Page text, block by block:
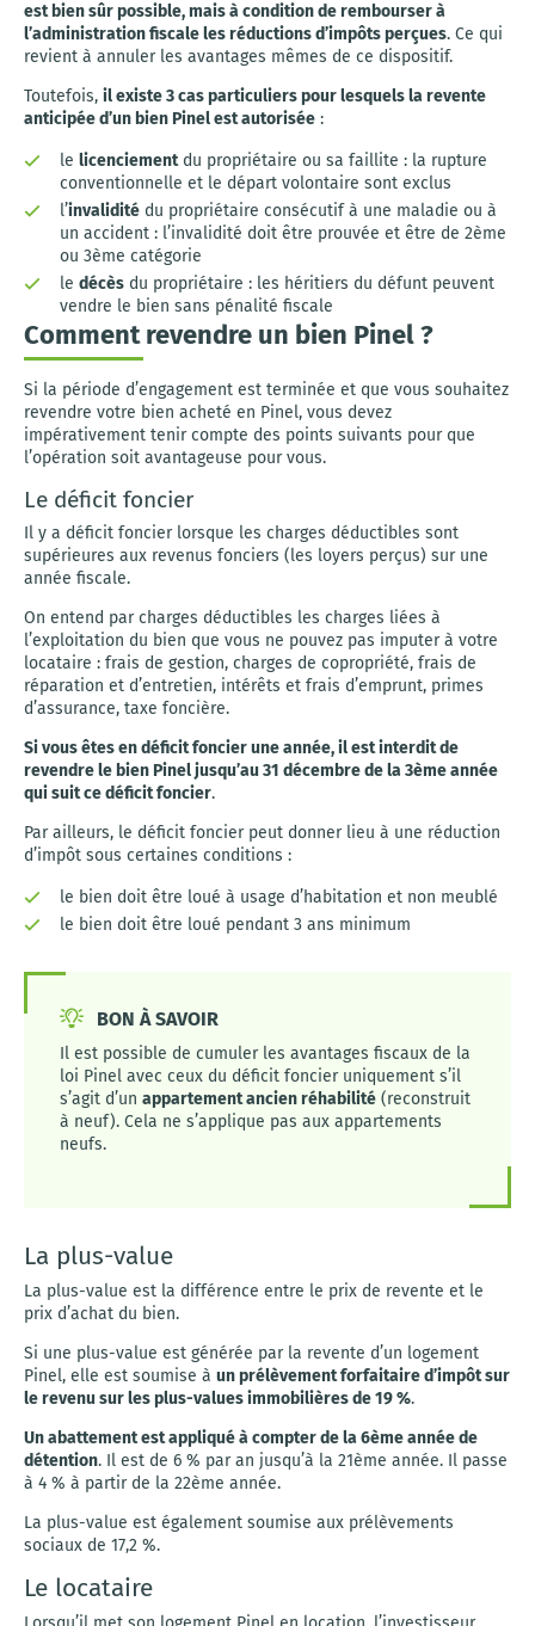
est bien sûr possible, mais à condition de rembourser à
l’administration fiscale les réductions d’impôts perçues. Ce qui
revient à annuler les avantages mêmes de ce dispositif.
Toutefois, il existe 3 cas particuliers pour lesquels la revente
anticipée d’un bien Pinel est autorisée :
le licenciementdu propriétaire ou sa faillite : la rupture
conventionnelle et le départ volontaire sont exclus
l’invalidité du propriétaire consécutif à une maladie ou à
un accident : l’invalidité doit être prouvée et être de 2ème
ou 3ème catégorie
le décès du propriétaire : les héritiers du défunt peuvent
vendre le bien sans pénalité fiscale
Comment revendre un bien Pinel ?
Si la période d’engagement est terminée et que vous souhaitez
revendre votre bien acheté en Pinel, vous devez
impérativement tenir compte des points suivants pour que
l’opération soit avantageuse pour vous.
Le déficit foncier
Il y a déficit foncier lorsque les charges déductibles sont
supérieures aux revenus fonciers (les loyers perçus) sur une
année fiscale.
On entend par charges déductibles les charges liées à
l’exploitation du bien que vous ne pouvez pas imputer à votre
locataire : frais de gestion, charges de copropriété, frais de
réparation et d’entretien, intérêts et frais d’emprunt, primes
d’assurance, taxe foncière.
Si vous êtes en déficit foncier une année, il est interdit de
revendre le bien Pinel jusqu’au 31 décembre de la 3ème année
qui suit ce déficit foncier.
Par ailleurs, le déficit foncier peut donner lieu à une réduction
d’impôt sous certaines conditions :
le bien doit être loué à usage d’habitation et non meublé
le bien doit être loué pendant 3 ans minimum
BON À SAVOIR
Il est possible de cumuler les avantages fiscaux de la
loi Pinel avec ceux du déficit foncier uniquement s’il
s’agit d’un appartement ancien réhabilité (reconstruit
à neuf). Cela ne s’applique pas aux appartements
neufs.
La plus-value
La plus-value est la différence entre le prix de revente et le
prix d’achat du bien.
Si une plus-value est générée par la revente d’un logement
Pinel, elle est soumise à un prélèvement forfaitaire d’impôt sur
le revenu sur les plus-values immobilières de 19 %.
Un abattement est appliqué à compter de la 6ème année de
détention. Il est de 6 % par an jusqu’à la 21ème année. Il passe
à 4 % à partir de la 22ème année.
La plus-value est également soumise aux prélèvements
sociaux de 17,2 %.
Le locataire